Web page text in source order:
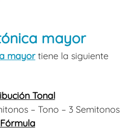
mayor
mayortiene la siguiente
Tonal
– Tono – 3 Semitonos
Fórmula